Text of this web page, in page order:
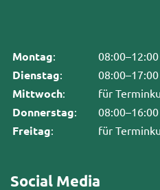
Montag:
Dienstag:
Mittwoch: für
Donnerstag:
Freitag: für
Social Media